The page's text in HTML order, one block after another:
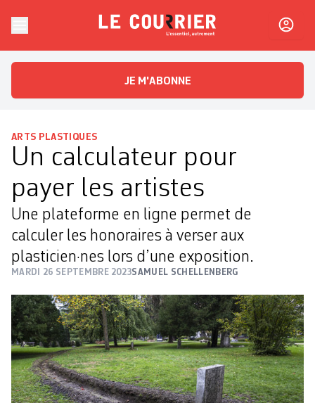
Le CourrierL'essentiel, autrement
JE M'ABONNE
ARTS PLASTIQUES
Un calculateur pour
payer les artistes
Une plateforme en ligne permet de
calculer les honoraires à verser aux
plasticien·nes lors d’une exposition.
MARDI 26 SEPTEMBRE 2023SAMUEL SCHELLENBERG